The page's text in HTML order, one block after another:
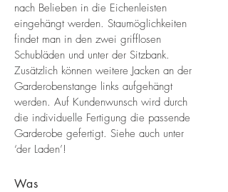
nach Belieben in die Eichenleisten
eingehängt werden. Staumöglichkeiten
findet man in den zwei grifflosen
Schubläden und unter der Sitzbank.
Zusätzlich können weitere Jacken an der
Garderobenstange links aufgehängt
werden. Auf Kundenwunsch wird durch
die individuelle Fertigung die passende
Garderobe gefertigt. Siehe auch unter
‘der Laden’!
Was